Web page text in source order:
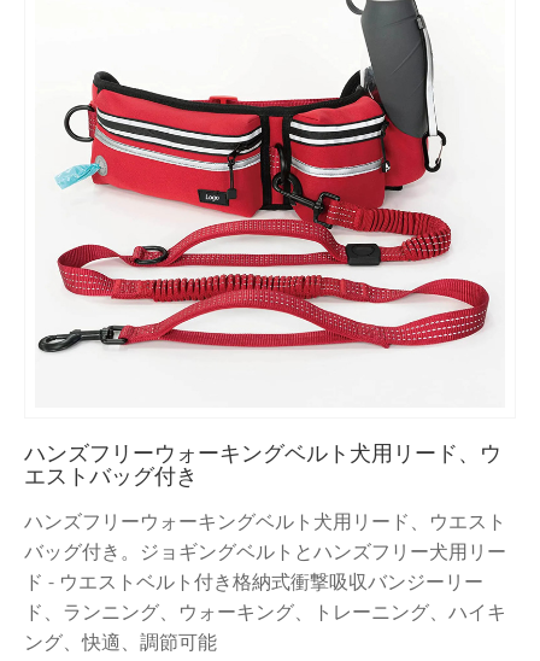
ハンズフリーウォーキングベルト犬用リード、ウ
エストバッグ付き
ハンズフリーウォーキングベルト犬用リード、ウエスト
バッグ付き。ジョギングベルトとハンズフリー犬用リー
ド - ウエストベルト付き格納式衝撃吸収バンジーリー
ド、ランニング、ウォーキング、トレーニング、ハイキ
ング、快適、調節可能